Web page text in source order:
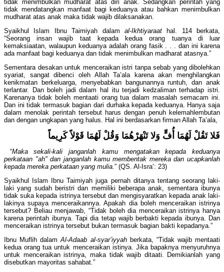
tidak menimbulkan mudharat atas diri anak. Sedangkan perintah yang
tidak mendatangkan manfaat bagi keduanya atau bahkan menimbulkan
mudharat atas anak maka tidak wajib dilaksanakan.
Syaikhul Islam Ibnu Taimiyah dalam al-Ikhtiyaraat
hal. 114 berkata,
“Seorang insan wajib taat kepada kedua orang tuanya di luar
kemaksiaatan, walaupun keduanya adalah orang fasik . . . dan ini karena
ada manfaat bagi keduanya dan tidak menimbulkan madharat atasnya.”
Sementara desakan untuk menceraikan istri tanpa sebab yang dibolehkan
syariat, sangat dibenci oleh Allah Ta’ala karena akan menghilangkan
kenikmatan berkeluarga, menyebabkan bangunannya runtuh, dan anak
terlantar. Dan boleh jadi dalam hal itu terjadi kedzaliman terhadap istri.
Karenanya tidak boleh mentaati orang tua dalam masalah semacam ini.
Dan ini tidak termasuk bagian dari durhaka kepada keduanya. Hanya saja
dalam menolak perintah tersebut harus dengan penuh kelemahlembutan
dan dengan ungkapan yang halus. Hal ini berdasarkan firman Allah Ta’ala,
فَلا تَقُلْ لَهُمَا أُفٍّ وَلا تَنْهَرْهُمَا وَقُلْ لَهُمَا قَوْلاً كَرِيماً
“Maka sekali-kali janganlah kamu mengatakan kepada keduanya
perkataan "ah" dan janganlah kamu membentak mereka dan ucapkanlah
kepada mereka perkataan yang mulia.” (QS. Al-Isra’: 23)
Syaikhul Islam Ibnu Taimiyah juga pernah ditanya tentang seorang laki-
laki yang sudah beristri dan memiliki beberapa anak, sementara ibunya
tidak suka kepada istrinya tersebut dan mengisyaratkan kepada anak laki-
lakinya supaya menceraikannya. Apakah dia boleh menceraikan istrinya
tersebut? Beliau menjawab, “Tidak boleh dia menceraikan istrinya hanya
karena perintah ibunya. Tapi dia tetap wajib berbakti kepada ibunya. Dan
menceraikan istrinya tersebut bukan termasuk bagian bakti kepadanya.”
Ibnu Muflih dalamAl-Adaab al-syar’iyyahberkata, “Tidak wajib mentaati
kedua orang tua untuk menceraikan istinya. Jika bapaknya menyuruhnya
untuk menceraikan istrinya, maka tidak wajib ditaati. Demikianlah yang
disebutkan mayoritas sahabat.”